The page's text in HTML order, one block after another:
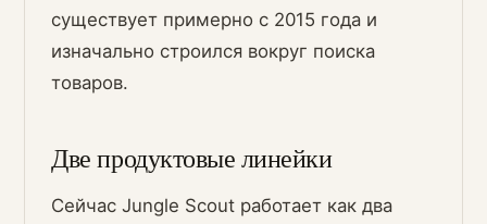
существует примерно с 2015 года и
изначально строился вокруг поиска
товаров.
Две продуктовые линейки
Сейчас Jungle Scout работает как два